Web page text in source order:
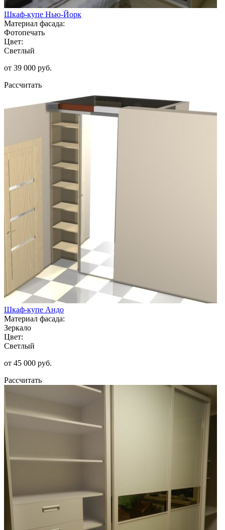
Шкаф-купе Нью-Йорк
Материал фасада:
Фотопечать
Цвет:
Светлый
от 39 000 руб.
Рассчитать
Шкаф-купе Андо
Материал фасада:
Зеркало
Цвет:
Светлый
от 45 000 руб.
Рассчитать